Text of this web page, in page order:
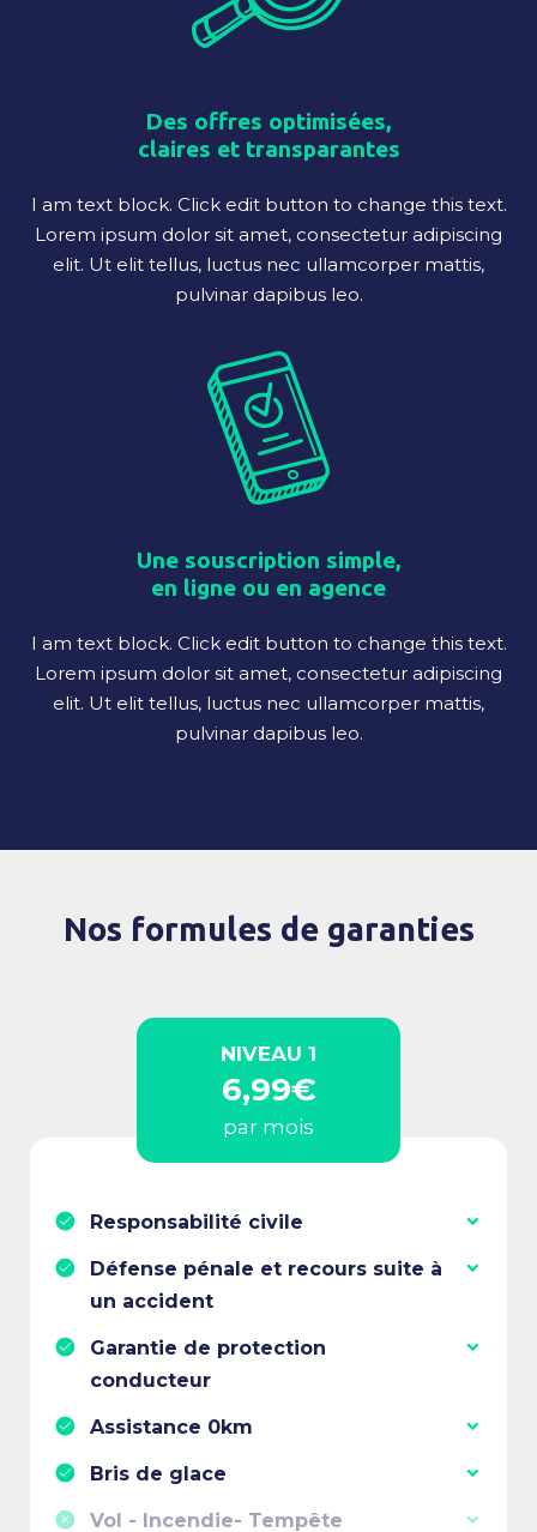
Des offres optimisées,
claires et transparantes
I am text block. Click edit button to change this text.
Lorem ipsum dolor sit amet, consectetur adipiscing
elit. Ut elit tellus, luctus nec ullamcorper mattis,
pulvinar dapibus leo.
Une souscription simple,
en ligne ou en agence
I am text block. Click edit button to change this text.
Lorem ipsum dolor sit amet, consectetur adipiscing
elit. Ut elit tellus, luctus nec ullamcorper mattis,
pulvinar dapibus leo.
Nos formules de garanties
NIVEAU 1
6,99€
par mois
Responsabilité civile
Défense pénale et recours suite à
un accident
Garantie de protection
conducteur
Assistance 0km
Bris de glace
Vol - Incendie- Tempête